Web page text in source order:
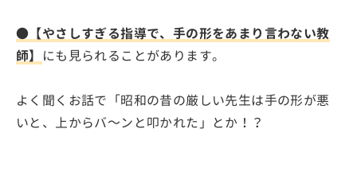
●【やさしすぎる指導で、手の形をあまり言わない教
師】 にも見られることがあります。
よく聞くお話で「昭和の昔の厳しい先生は手の形が悪
いと、上からバ～ンと叩かれた」とか！？